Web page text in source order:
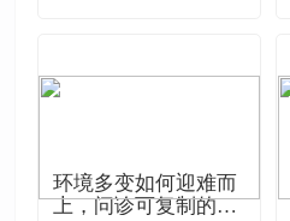
环境多变如何迎难而
上，问诊可复制的职